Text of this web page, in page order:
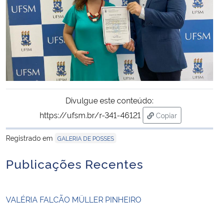
Ministério do Turismo
Ministério do Desenvolvimento Regional
Controladoria-Geral da União
Ministério da Mulher, da Família e dos Direitos Humanos
Advocacia-Geral da União
Divulgue este conteúdo:
https://ufsm.br/r-341-46121
Copiar
para área de
Registrado em GALERIA DE POSSES
Publicações Recentes
VALÉRIA FALCÃO MÜLLER PINHEIRO